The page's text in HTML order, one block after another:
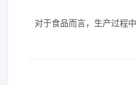
对于食品而言，生产过程